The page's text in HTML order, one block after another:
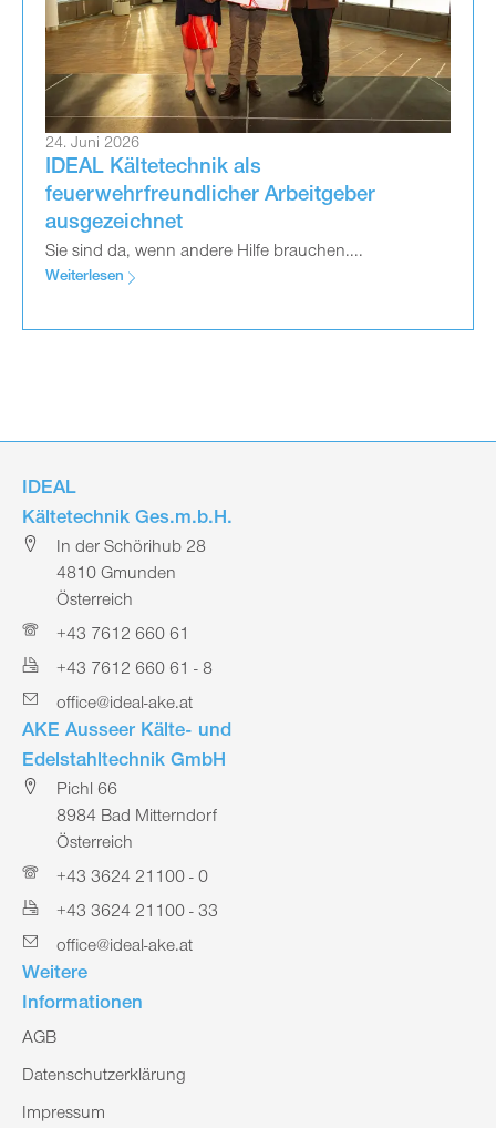
24. Juni 2026
IDEAL Kältetechnik als
feuerwehrfreundlicher Arbeitgeber
ausgezeichnet
Sie sind da, wenn andere Hilfe brauchen....
Weiterlesen
IDEAL
Kältetechnik Ges.m.b.H.
In der Schörihub 28
4810 Gmunden
Österreich
+43 7612 660 61
+43 7612 660 61 - 8
office@ideal-ake.at
AKE Ausseer Kälte- und
Edelstahltechnik GmbH
Pichl 66
8984 Bad Mitterndorf
Österreich
+43 3624 21100 - 0
+43 3624 21100 - 33
office@ideal-ake.at
Weitere
Informationen
AGB
Datenschutzerklärung
Impressum